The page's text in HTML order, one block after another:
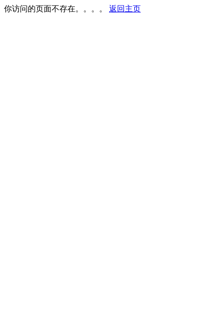
你访问的页面不存在。。。。 返回主页